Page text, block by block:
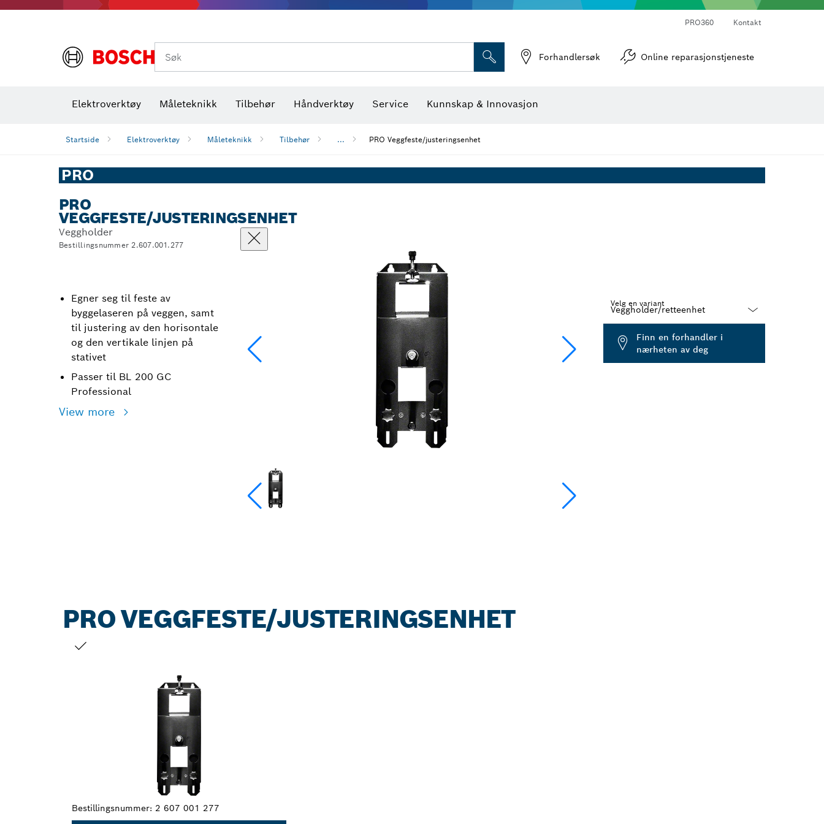
PRO360 Kontakt
Søk Forhandlersøk Online reparasjonstjeneste
Elektroverktøy Måleteknikk Tilbehør Håndverktøy Service Kunnskap & Innovasjon
Startside Elektroverktøy Måleteknikk Tilbehør ... PRO Veggfeste/justeringsenhet
PRO
PRO
VEGGFESTE/JUSTERINGSENHET
Veggholder
Bestillingsnummer 2.607.001.277
Egner seg til feste av
byggelaseren på veggen, samt
til justering av den horisontale
og den vertikale linjen på
stativet
Passer til BL 200 GC
Professional
View more
Velg en variant
closed
Finn en forhandler i
nærheten av deg
PRO VEGGFESTE/JUSTERINGSENHET
Bestillingsnummer: 2 607 001 277